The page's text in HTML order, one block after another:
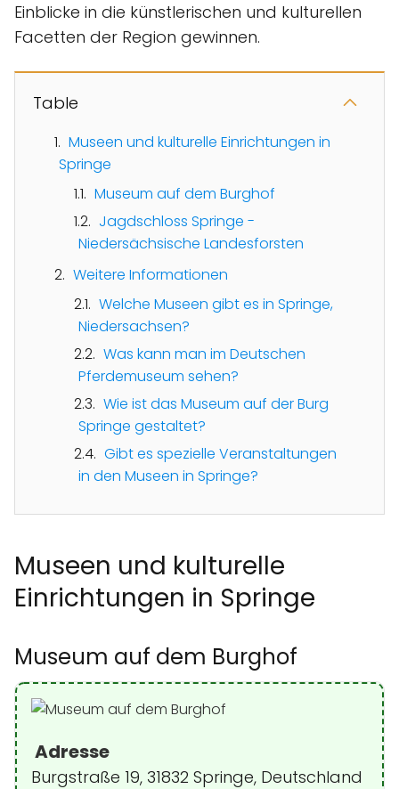
Einblicke in die künstlerischen und kulturellen
Facetten der Region gewinnen.
Table
Museen und kulturelle Einrichtungen in
Springe
Museum auf dem Burghof
Jagdschloss Springe -
Niedersächsische Landesforsten
Weitere Informationen
Welche Museen gibt es in Springe,
Niedersachsen?
Was kann man im Deutschen
Pferdemuseum sehen?
Wie ist das Museum auf der Burg
Springe gestaltet?
Gibt es spezielle Veranstaltungen
in den Museen in Springe?
Museen und kulturelle
Einrichtungen in Springe
Museum auf dem Burghof
Adresse
Burgstraße 19, 31832 Springe, Deutschland